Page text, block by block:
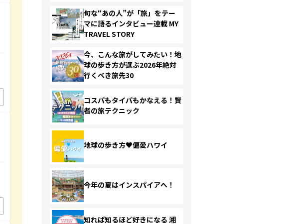
旬な“あの人”が「旅」をテー
マに語るインタビュー連載 MY
TRAVEL STORY
今、こんな旅がしてみたい！地
球の歩き方が選ぶ2026年絶対
行くべき旅先30
コスパもタイパもかなえる！賢
者の旅テクニック
地球の歩き方♥偏愛ハワイ
今年の夏はインスパイアへ！
知れば知るほど好きになる 湘